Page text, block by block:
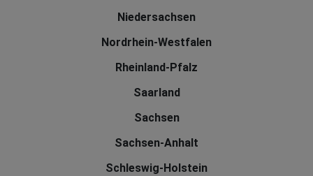
Niedersachsen
Nordrhein-Westfalen
Rheinland-Pfalz
Saarland
Sachsen
Sachsen-Anhalt
Schleswig-Holstein